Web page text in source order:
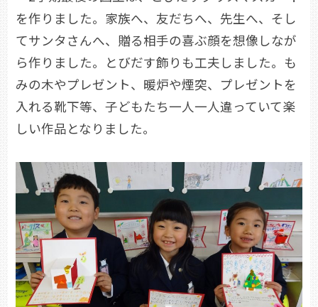
を作りました。家族へ、友だちへ、先生へ、そし
てサンタさんへ、贈る相手の喜ぶ顔を想像しなが
ら作りました。とびだす飾りも工夫しました。も
みの木やプレゼント、暖炉や煙突、プレゼントを
入れる靴下等、子どもたち一人一人違っていて楽
しい作品となりました。